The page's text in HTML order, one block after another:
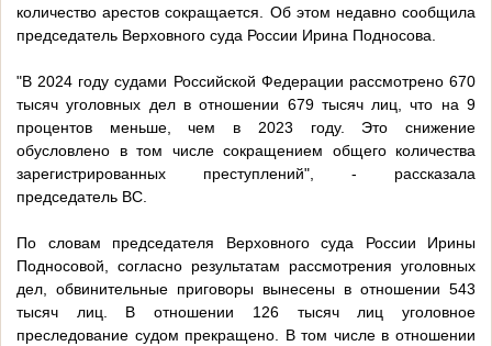
количество арестов сокращается. Об этом недавно сообщила
председатель Верховного суда России Ирина Подносова.
"В 2024 году судами Российской Федерации рассмотрено 670
тысяч уголовных дел в отношении 679 тысяч лиц, что на 9
процентов меньше, чем в 2023 году. Это снижение
обусловлено в том числе сокращением общего количества
зарегистрированных преступлений", - рассказала
председатель ВС.
По словам председателя Верховного суда России Ирины
Подносовой, согласно результатам рассмотрения уголовных
дел, обвинительные приговоры вынесены в отношении 543
тысяч лиц. В отношении 126 тысяч лиц уголовное
преследование судом прекращено. В том числе в отношении